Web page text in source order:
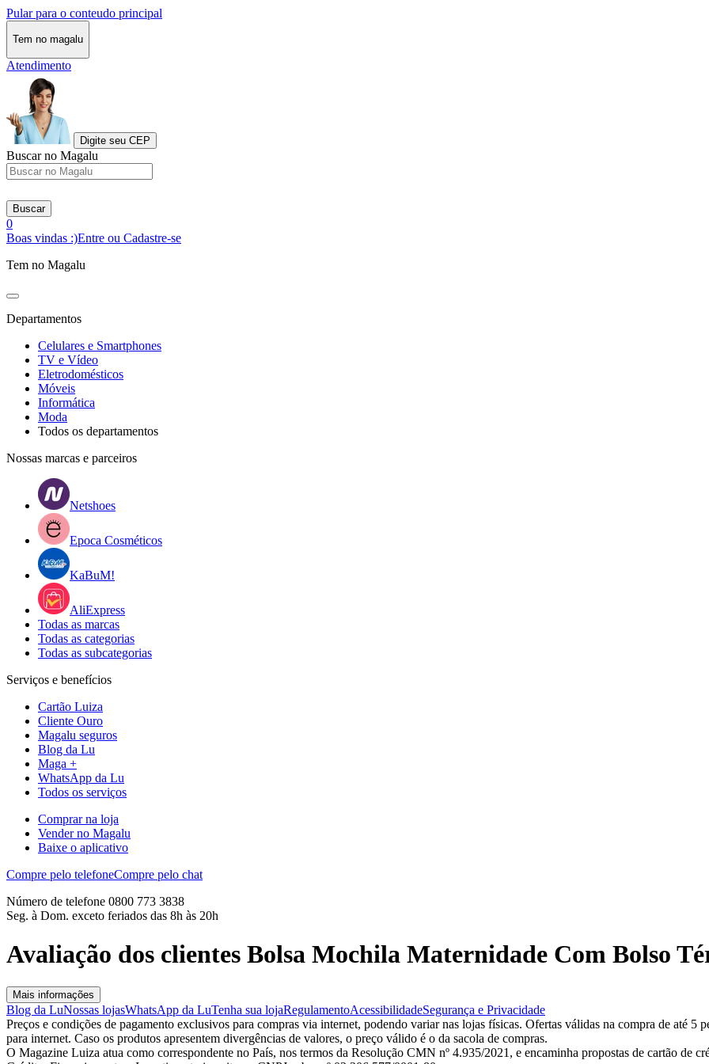
Pular para o conteudo principal
Tem no magalu
Atendimento
Digite seu CEP
Buscar no Magalu
Buscar
0
Boas vindas :)Entre ou Cadastre-se
Tem no Magalu
Departamentos
Celulares e Smartphones
TV e Vídeo
Eletrodomésticos
Móveis
Informática
Moda
Todos os departamentos
Nossas marcas e parceiros
Netshoes
Epoca Cosméticos
KaBuM!
AliExpress
Todas as marcas
Todas as categorias
Todas as subcategorias
Serviços e benefícios
Cartão Luiza
Cliente Ouro
Magalu seguros
Blog da Lu
Maga +
WhatsApp da Lu
Todos os serviços
Comprar na loja
Vender no Magalu
Baixe o aplicativo
Compre pelo telefoneCompre pelo chat
Número de telefone 0800 773 3838
Seg. à Dom. exceto feriados das 8h às 20h
Avaliação dos clientes Bolsa Mochila Maternidade Com Bolso
Mais informações
Blog da LuNossas lojasWhatsApp da LuTenha sua lojaRegulamentoAcessibilidadeSegurança e Privacidade
Preços e condições de pagamento exclusivos para compras via internet, podendo variar nas lojas físicas. Ofertas válidas na compra de até 5
para internet. Caso os produtos apresentem divergências de valores, o preço válido é o da sacola de compras.
O Magazine Luiza atua como correspondente no País, nos termos da Resolução CMN nº 4.935/2021, e encaminha propostas de cartão de